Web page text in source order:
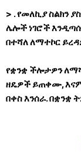
> . የመለኪያ ስልክን
ሌሎች ነገሮች
በተሻለ ለማተኮር
የቋንቋ ችሎታዎን
ዘዴዎች ይጠቀሙ, እናም
በቀስ እንሰራ. በቋንቋ